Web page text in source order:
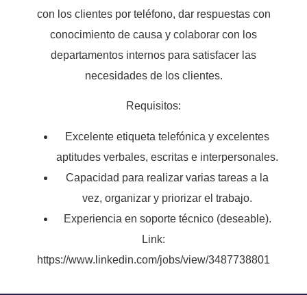
con los clientes por teléfono, dar respuestas con
conocimiento de causa y colaborar con los
departamentos internos para satisfacer las
necesidades de los clientes.
Requisitos:
Excelente etiqueta telefónica y excelentes
aptitudes verbales, escritas e interpersonales.
Capacidad para realizar varias tareas a la
vez, organizar y priorizar el trabajo.
Experiencia en soporte técnico (deseable).
Link:
https://www.linkedin.com/jobs/view/3487738801